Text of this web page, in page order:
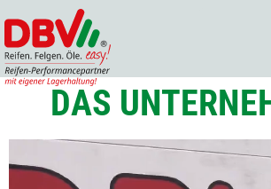
Zum
Inhalt
springenDAS